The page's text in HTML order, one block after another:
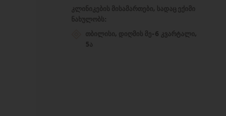
კლინიკების მისამართები, სადაც ექიმი
ნახულობს:
თბილისი, დიღმის მე-6 კვარტალი,
5ა